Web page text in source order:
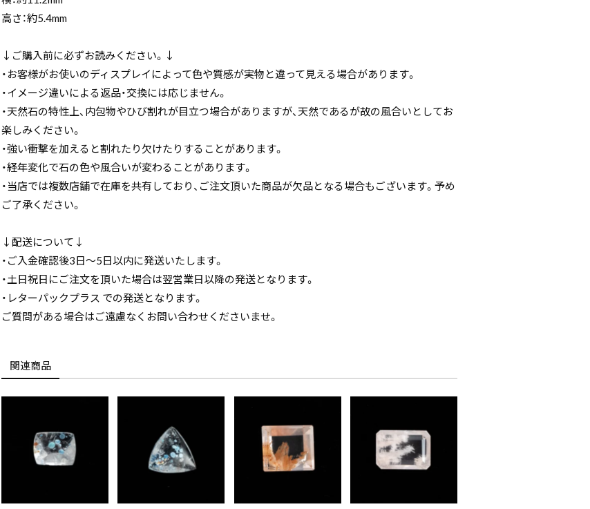
高さ：約5.4mm
↓ご購入前に必ずお読みください。↓
・お客様がお使いのディスプレイによって色や質感が実物と違って見える場合があります。
・イメージ違いによる返品・交換には応じません。
・天然石の特性上、内包物やひび割れが目立つ場合がありますが、天然であるが故の風合いとしてお
楽しみください。
・強い衝撃を加えると割れたり欠けたりすることがあります。
・経年変化で石の色や風合いが変わることがあります。
・当店では複数店舗で在庫を共有しており、ご注文頂いた商品が欠品となる場合もございます。予め
ご了承ください。
↓配送について↓
・ご入金確認後3日〜5日以内に発送いたします。
・土日祝日にご注文を頂いた場合は翌営業日以降の発送となります。
・レターパックプラス での発送となります。
ご質問がある場合はご遠慮なくお問い合わせくださいませ。
関連商品